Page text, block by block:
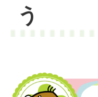
う